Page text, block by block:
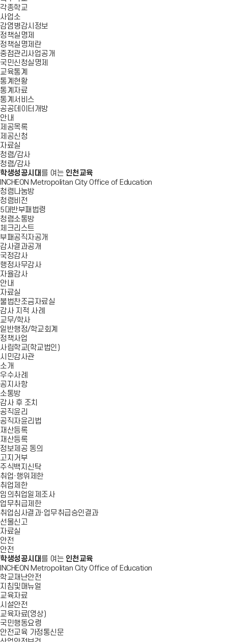
각종학교
사업소
감염병감시정보
정책실명제
정책실명제란
중점관리사업공개
국민신청실명제
교육통계
통계현황
통계자료
통계서비스
공공데이터개방
안내
제공목록
제공신청
자료실
청렴/감사
청렴/감사
학생성공시대 를 여는 인천교육
INCHEON Metropolitan City Office of Education
청렴나눔방
청렴비전
5대반부패법령
청렴소통방
체크리스트
부패공직자공개
감사결과공개
국정감사
행정사무감사
자율감사
안내
자료실
불법찬조금자료실
감사 지적 사례
교무/학사
일반행정/학교회계
정책사업
사립학교(학교법인)
시민감사관
소개
우수사례
공지사항
소통방
감사 후 조치
공직윤리
공직자윤리법
재산등록
재산등록
정보제공 동의
고지거부
주식백지신탁
취업·행위제한
취업제한
임의취업일제조사
업무취급제한
취업심사결과·업무취급승인결과
선물신고
자료실
안전
안전
학생성공시대 를 여는 인천교육
INCHEON Metropolitan City Office of Education
학교재난안전
지침및매뉴얼
교육자료
시설안전
교육자료(영상)
국민행동요령
안전교육 가정통신문